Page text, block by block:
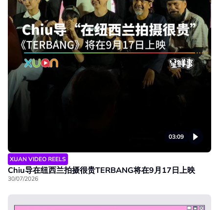
03:09
XUAN VIDEO REELS
Chiu导在纽西兰拍摄很贵TERBANG将在9月17日上映
30/07/2026